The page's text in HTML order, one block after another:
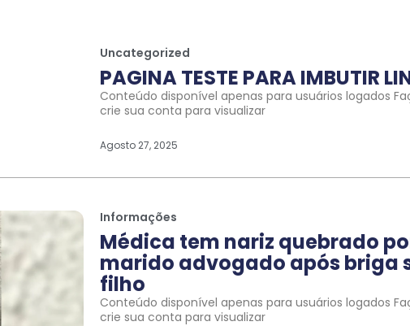
Uncategorized
PAGINA TESTE PARA IMBUTIR
Conteúdo disponível apenas para usuários logados
crie sua conta para visualizar
Agosto 27, 2025
Informações
Médica tem nariz quebrado
marido advogado após briga
filho
Conteúdo disponível apenas para usuários logados
crie sua conta para visualizar